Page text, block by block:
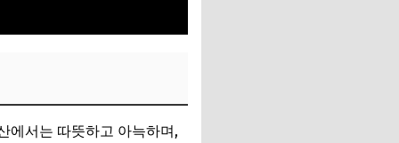
에서는 따뜻하고 아늑하며,